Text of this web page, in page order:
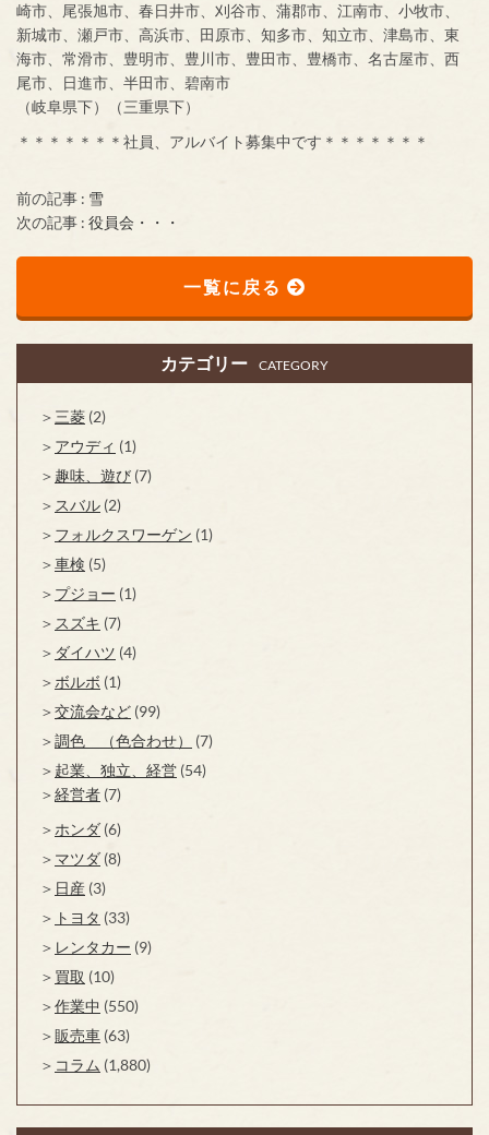
崎市、尾張旭市、春日井市、刈谷市、蒲郡市、江南市、小牧市、
新城市、瀬戸市、高浜市、田原市、知多市、知立市、津島市、東
海市、常滑市、豊明市、豊川市、豊田市、豊橋市、名古屋市、西
尾市、日進市、半田市、碧南市
（岐阜県下）（三重県下）
＊＊＊＊＊＊＊社員、アルバイト募集中です＊＊＊＊＊＊＊
前の記事 : 雪
次の記事 : 役員会・・・
一覧に戻る
カテゴリー CATEGORY
三菱 (2)
アウディ (1)
趣味、遊び (7)
スバル (2)
フォルクスワーゲン (1)
車検 (5)
プジョー (1)
スズキ (7)
ダイハツ (4)
ボルボ (1)
交流会など (99)
調色 （色合わせ）
(7)
起業、独立、経営 (54)
経営者 (7)
ホンダ (6)
マツダ (8)
日産 (3)
トヨタ (33)
レンタカー (9)
買取 (10)
作業中 (550)
販売車 (63)
コラム (1,880)